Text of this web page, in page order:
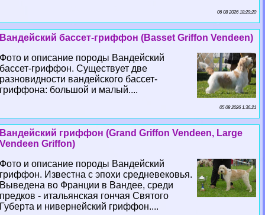
06 08 2026 18:29:20
Вандейский бассет-гриффон (Basset Griffon Vendeen)
Фото и описание породы Вандейский
бассет-гриффон. Существует две
разновидности вандейского бассет-
гриффона: большой и малый....
05 08 2026 1:36:21
Вандейский гриффон (Grand Griffon Vendeen, Large
Vendeen Griffon)
Фото и описание породы Вандейский
гриффон. Известна с эпохи средневековья.
Выведена во Франции в Вандее, среди
предков - итальянская гончая Святого
Губерта и нивернейский гриффон....